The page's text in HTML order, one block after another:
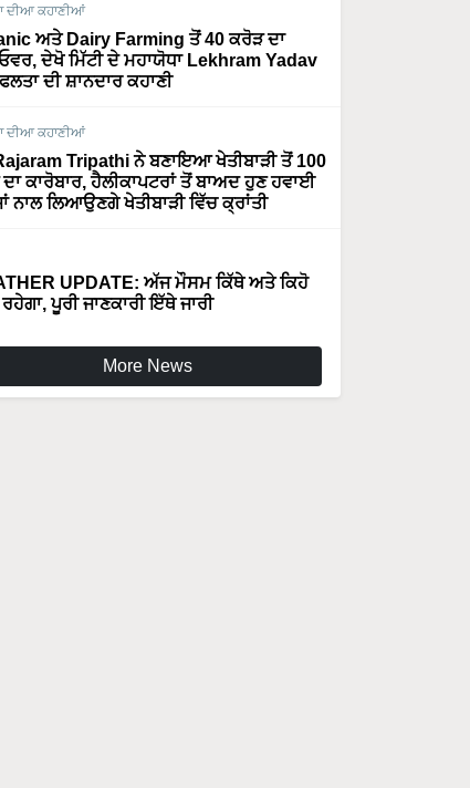
ਦੀਆ ਕਹਾਣੀਆਂ
ਅਤੇ Dairy Farming ਤੋਂ 40 ਕਰੋੜ ਦਾ
ਦੇਖੋ ਮਿੱਟੀ ਦੇ ਮਹਾਯੋਧਾ Lekhram Yadav
ਦੀ ਸ਼ਾਨਦਾਰ ਕਹਾਣੀ
ਦੀਆ ਕਹਾਣੀਆਂ
Tripathi ਨੇ ਬਣਾਇਆ ਖੇਤੀਬਾੜੀ ਤੋਂ 100
ਕਾਰੋਬਾਰ, ਹੈਲੀਕਾਪਟਰਾਂ ਤੋਂ ਬਾਅਦ ਹੁਣ ਹਵਾਈ
ਨਾਲ ਲਿਆਉਣਗੇ ਖੇਤੀਬਾੜੀ ਵਿੱਚ ਕ੍ਰਾਂਤੀ
UPDATE: ਅੱਜ ਮੌਸਮ ਕਿੱਥੇ ਅਤੇ ਕਿਹੋ
ਰਹੇਗਾ, ਪੂਰੀ ਜਾਣਕਾਰੀ ਇੱਥੇ ਜਾਰੀ
More News